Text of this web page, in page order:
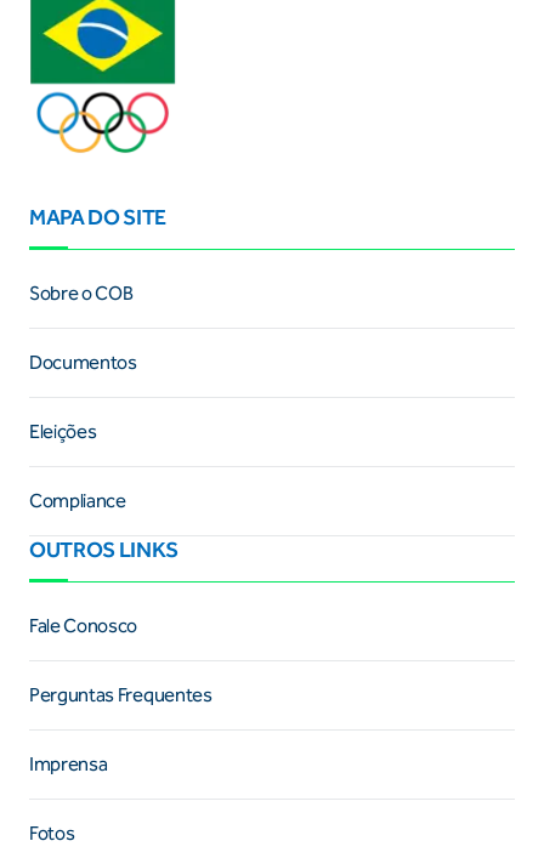
MAPA DO SITE
Sobre o COB
Documentos
Eleições
Compliance
OUTROS LINKS
Fale Conosco
Perguntas Frequentes
Imprensa
Fotos